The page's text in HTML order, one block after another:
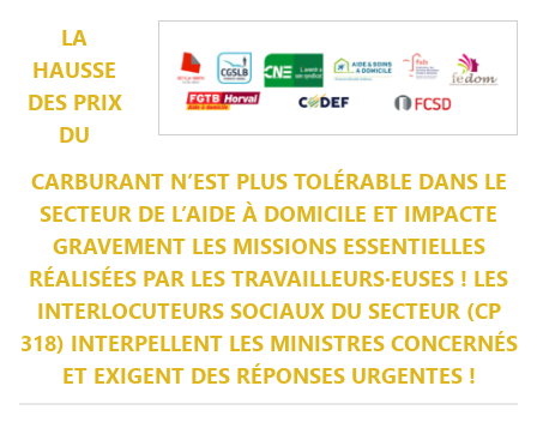
LA
HAUSSE
DES PRIX
DU
CARBURANT N’EST PLUS TOLÉRABLE DANS LE
SECTEUR DE L’AIDE À DOMICILE ET IMPACTE
GRAVEMENT LES MISSIONS ESSENTIELLES
RÉALISÉES PAR LES TRAVAILLEURS·EUSES ! LES
INTERLOCUTEURS SOCIAUX DU SECTEUR (CP
318) INTERPELLENT LES MINISTRES CONCERNÉS
ET EXIGENT DES RÉPONSES URGENTES !